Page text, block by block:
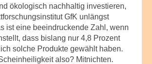
ökologisch nachhaltig investieren,
GfK unlängst
ist eine beeindruckende Zahl, wenn
dass bislang nur 4,8 Prozent
solche Produkte gewählt haben.
also? Mitnichten.